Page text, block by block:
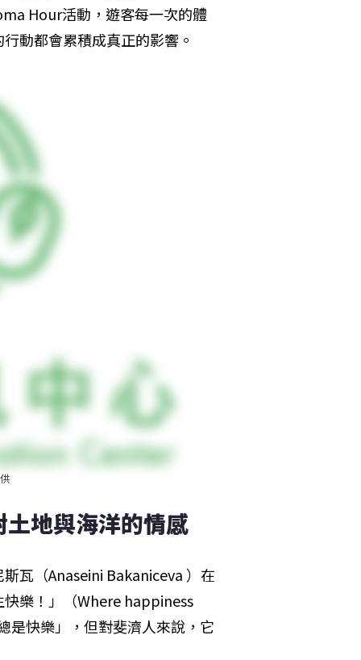
Hour活動，遊客每一次的體
動都會累積成真正的影響。
地與海洋的情感
瓦（Anaseini Bakaniceva ）在
樂！」（Where happiness
快樂」，但對斐濟人來說，它